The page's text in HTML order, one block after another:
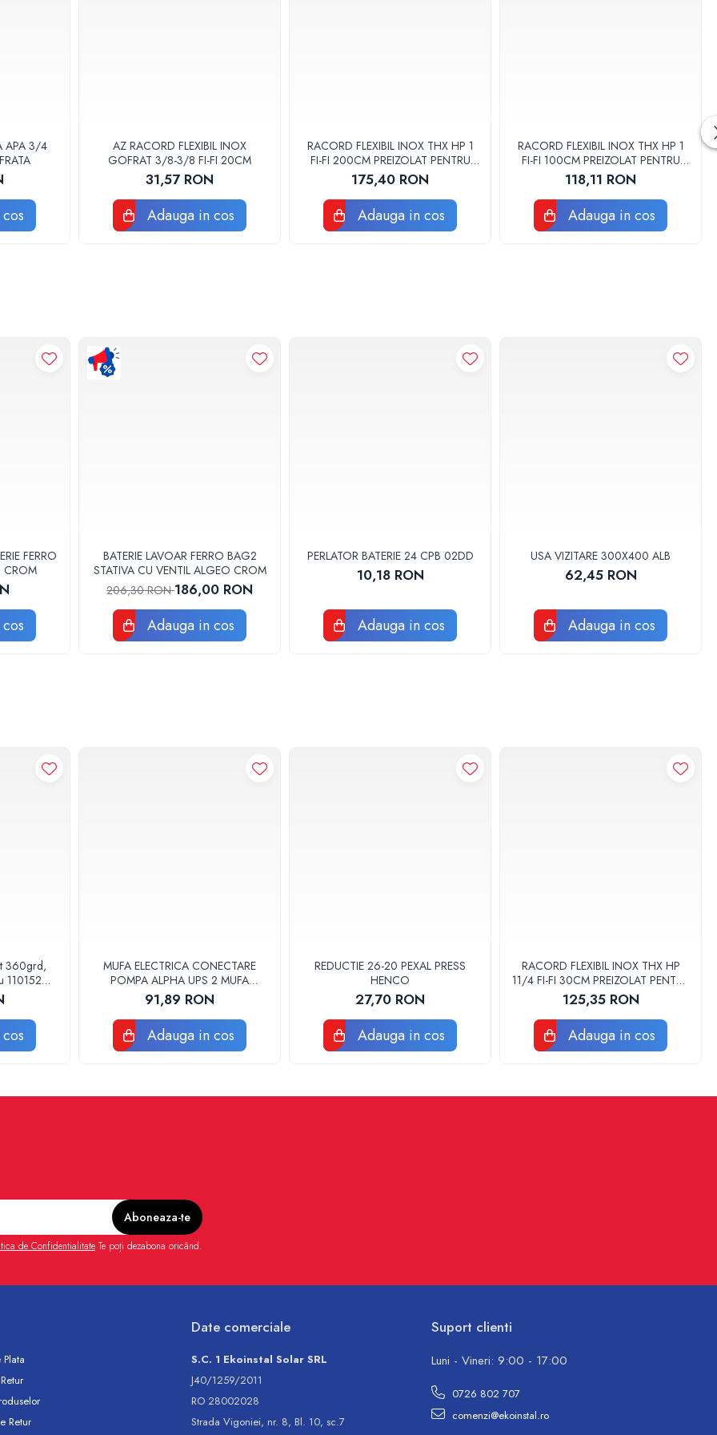
APA 3/4
AZ RACORD FLEXIBIL INOX
GOFRAT 3/8-3/8 FI-FI 20CM
31,57 RON
Adauga in cos
RACORD FLEXIBIL INOX THX HP 1
FI-FI 200CM PREIZOLAT PENTRU
POMPA DE CALDURA
175,40 RON
Adauga in cos
RACORD FLEXIBIL INOX THX HP 1
FI-FI 100CM PREIZOLAT PENTRU
POMPA DE CALDURA
118,11 RON
Adauga in cos
FERRO
CROM
BATERIE LAVOAR FERRO BAG2
STATIVA CU VENTIL ALGEO CROM
206,30 RON186,00 RON
Adauga in cos
PERLATOR BATERIE 24 CPB 02DD
10,18 RON
Adauga in cos
USA VIZITARE 300X400 ALB
62,45 RON
Adauga in cos
360grd,
110152
MUFA ELECTRICA CONECTARE
POMPA ALPHA UPS 2 MUFA
ELECTRICA GRUNDFOS
91,89 RON
Adauga in cos
REDUCTIE 26-20 PEXAL PRESS
HENCO
27,70 RON
Adauga in cos
RACORD FLEXIBIL INOX THX HP
11/4 FI-FI 30CM PREIZOLAT PENTRU
POMPA DE CALDURA - THX
125,35 RON
Adauga in cos
de Confidentialitate Te poți dezabona oricând.
Retur
Date comerciale
S.C. 1 Ekoinstal Solar SRL
J40/1259/2011
RO 28002028
Strada Vigoniei, nr. 8, Bl. 10, sc.7
Suport clienti
Luni - Vineri: 9:00 - 17:00
0726 802 707
comenzi@ekoinstal.ro